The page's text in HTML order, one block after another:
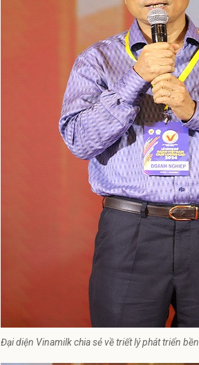
Đại diện Vinamilk chia sẻ về triết lý phát triển